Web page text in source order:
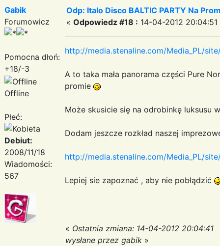
Gabik
Forumowicz
Pomocna dłoń:
+18/-3
Offline
Płeć:
Debiut:
2008/11/18
Wiadomości:
567
Odp: Italo Disco BALTIC PARTY Na
« Odpowiedz #18 : 14-04-2012 20:04:51
http://media.stenaline.com/Media_PL/
A to taka mała panorama części Pure
promie
Może skusicie się na odrobinkę luksusu
Dodam jeszcze rozkład naszej
http://media.stenaline.com/Media_PL/
Lepiej sie zapoznać , aby nie pobłądzić
« Ostatnia zmiana: 14-04-2012 20:04:41
wysłane przez gabik »